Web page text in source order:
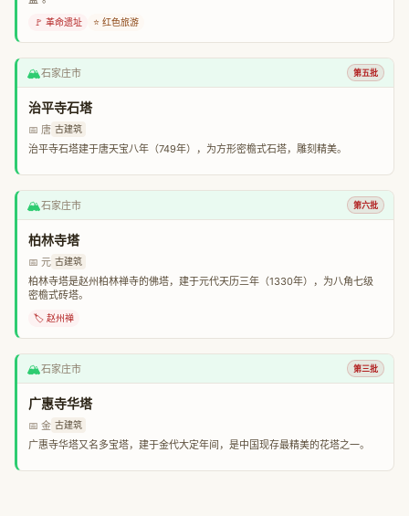
🚩 革命遗址 ⭐ 红色旅游
🏔️石家庄市 第五批
治平寺石塔
📅 唐 古建筑
治平寺石塔建于唐天宝八年（749年），为方形密檐式石塔，雕刻精美。
🏔️石家庄市 第六批
柏林寺塔
📅 元 古建筑
柏林寺塔是赵州柏林禅寺的佛塔，建于元代天历三年（1330年），为八角七级
密檐式砖塔。
🏷️ 赵州禅
🏔️石家庄市 第三批
广惠寺华塔
📅 金 古建筑
广惠寺华塔又名多宝塔，建于金代大定年间，是中国现存最精美的花塔之一。